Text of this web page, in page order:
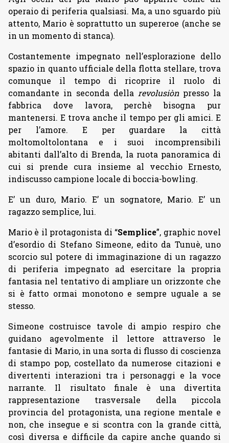
operaio di periferia qualsiasi. Ma, a uno sguardo più
attento, Mario è soprattutto un supereroe (anche se
in un momento di stanca).
Costantemente impegnato nell’esplorazione dello
spazio in quanto ufficiale della flotta stellare, trova
comunque il tempo di ricoprire il ruolo di
comandante in seconda della revolusiònpresso la
fabbrica dove lavora, perchè bisogna pur
mantenersi. E trova anche il tempo per gli amici. E
per l’amore. E per guardare la città
moltomoltolontana e i suoi incomprensibili
abitanti dall’alto di Brenda, la ruota panoramica di
cui si prende cura insieme al vecchio Ernesto,
indiscusso campione locale di boccia-bowling.
E’ un duro, Mario. E’ un sognatore, Mario. E’ un
ragazzo semplice, lui.
Mario è il protagonista di “Semplice”, graphic novel
d’esordio di Stefano Simeone, edito da Tunuè, uno
scorcio sul potere di immaginazione di un ragazzo
di periferia impegnato ad esercitare la propria
fantasia nel tentativo di ampliare un orizzonte che
si è fatto ormai monotono e sempre uguale a se
stesso.
Simeone costruisce tavole di ampio respiro che
guidano agevolmente il lettore attraverso le
fantasie di Mario, in una sorta di flusso di coscienza
di stampo pop, costellato da numerose citazioni e
divertenti interazioni tra i personaggi e la voce
narrante. Il risultato finale è una divertita
rappresentazione trasversale della piccola
provincia del protagonista, una regione mentale e
non, che insegue e si scontra con la grande città,
così diversa e difficile da capire anche quando si